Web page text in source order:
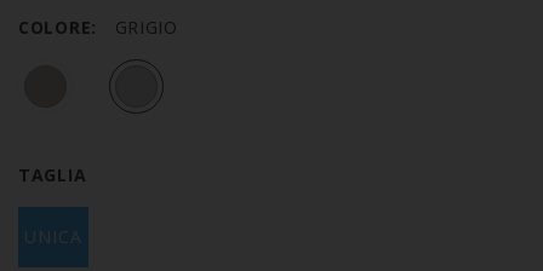
COLORE: GRIGIO
TAGLIA
UNICA